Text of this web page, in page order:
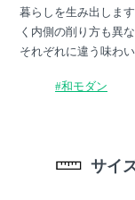
暮らしを生み出しま
く内側の削り方も異な
それぞれに違う味わ
#和モダン
サイ